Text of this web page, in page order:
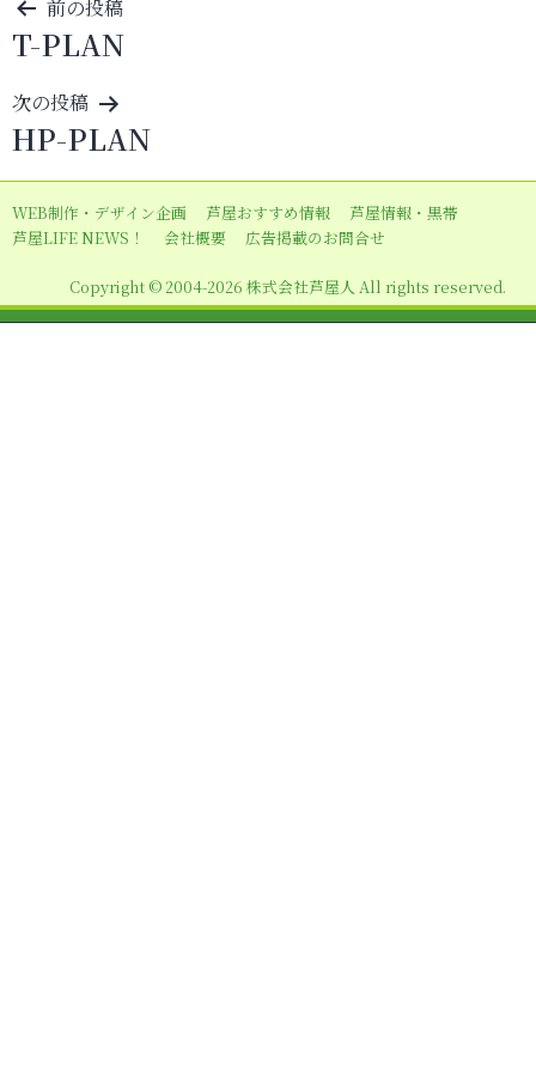
投
稿
ナ
ビ
ゲ
ー
シ
ン
前の投稿
T-PLAN
次の投稿
HP-PLAN
WEB制作・デザイン企画 芦屋おすすめ情報
芦屋情報・黒帯
芦屋LIFE NEWS！
会社概要 広告掲載のお問合せ
Copyright © 2004-2026 株式会社芦屋人 All rights reserved.